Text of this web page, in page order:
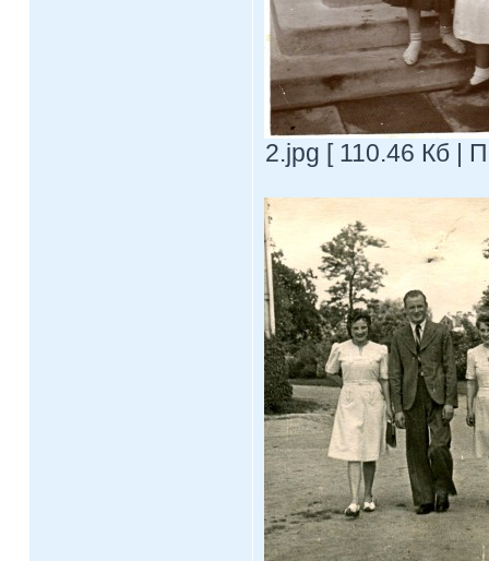
2.jpg [ 110.46 Кб |